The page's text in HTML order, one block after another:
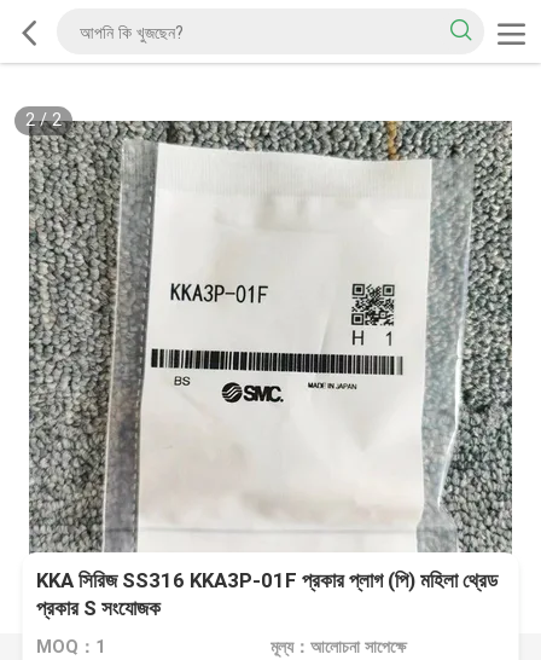
2/2
KKA সিরিজ SS316 KKA3P-01F প্রকার প্লাগ (পি) মহিলা থ্রেড
প্রকার S সংযোজক
MOQ：1 মূল্য：আলোচনা সাপেক্ষে